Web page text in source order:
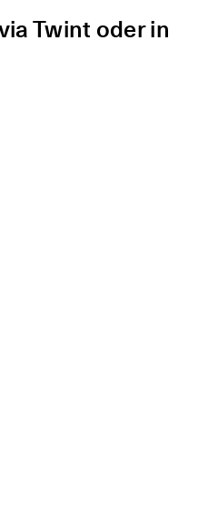
Twint oder in